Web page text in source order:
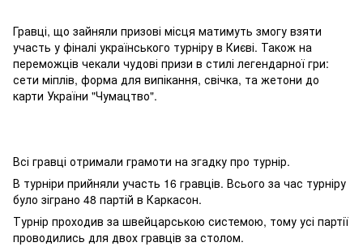
Гравці, що зайняли призові місця матимуть змогу взяти
участь у фіналі українського турніру в Києві. Також на
переможців чекали чудові призи в стилі легендарної гри:
сети міплів, форма для випікання, свічка, та жетони до
карти України "Чумацтво".
Всі гравці отримали грамоти на згадку про турнір.
В турніри прийняли участь 16 гравців. Всього за час турніру
було зіграно 48 партій в Каркасон.
Турнір проходив за швейцарською системою, тому усі партії
проводились для двох гравців за столом.